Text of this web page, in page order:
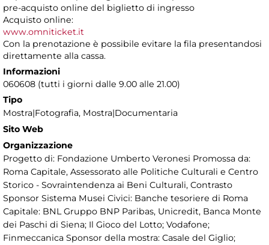
pre-acquisto online del biglietto di ingresso
Acquisto online:
www.omniticket.it
Con la prenotazione è possibile evitare la fila presentandosi
direttamente alla cassa.
Informazioni
060608 (tutti i giorni dalle 9.00 alle 21.00)
Tipo
Mostra|Fotografia, Mostra|Documentaria
Sito Web
Organizzazione
Progetto di: Fondazione Umberto Veronesi Promossa da:
Roma Capitale, Assessorato alle Politiche Culturali e Centro
Storico - Sovraintendenza ai Beni Culturali, Contrasto
Sponsor Sistema Musei Civici: Banche tesoriere di Roma
Capitale: BNL Gruppo BNP Paribas, Unicredit, Banca Monte
dei Paschi di Siena; Il Gioco del Lotto; Vodafone;
Finmeccanica Sponsor della mostra: Casale del Giglio;